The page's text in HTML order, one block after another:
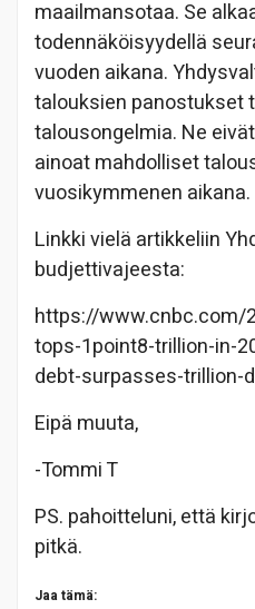
maailmansotaa. Se
todennäköisyydellä
vuoden aikana.
talouksien panostukset
talousongelmia. Ne
ainoat mahdolliset
vuosikymmenen aikana.
Linkki vielä artikkeliin
budjettivajeesta:
https://
tops-1point8-trillion-in-
debt-surpasses-trillion-
Eipä muuta,
-Tommi T
PS. pahoitteluni, että
pitkä.
Jaa tämä: